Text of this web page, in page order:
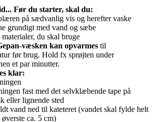
Før du starter, skal du:
på sædvanlig vis og herefter vaske
grundigt med vand og sæbe
du skal bruge
væsken kan opvarmes til
før brug. Hold fx sprøjten under
et par minutter.
klar:
fast med det selvklæbende tape på
eller lignende sted
vand ned til kateteret (vandet skal fylde helt
ca. 5 cm)